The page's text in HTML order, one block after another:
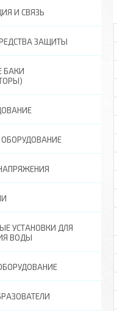
И СВЯЗЬ
ЗАЩИТЫ
БАКИ
УСТАНОВКИ ДЛЯ
ВОДЫ